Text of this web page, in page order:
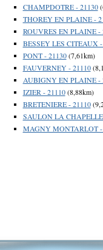
CHAMPDOTRE - 21130
THOREY EN PLAINE -
ROUVRES EN PLAINE -
BESSEY LES CITEAUX
PONT - 21130(7,61km)
FAUVERNEY - 21110
AUBIGNY EN PLAINE -
IZIER - 21110(8,88km)
BRETENIERE - 21110
SAULON LA
MAGNY MONTARLOT -